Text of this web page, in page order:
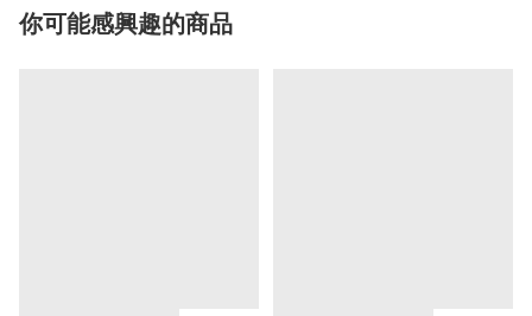
你可能感興趣的商品